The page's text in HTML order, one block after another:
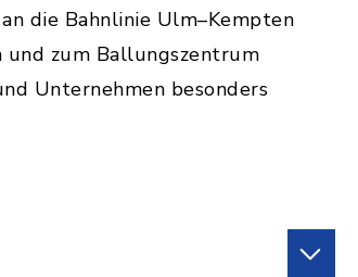
die Bahnlinie Ulm–Kempten
und zum Ballungszentrum
Unternehmen besonders